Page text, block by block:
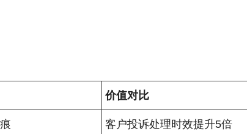
价值对比
客户投诉处理时效提升5倍